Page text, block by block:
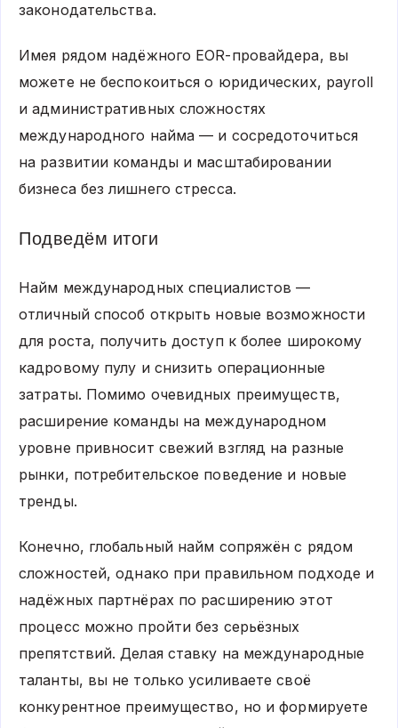
законодательства.
Имея рядом надёжного EOR-провайдера, вы
можете не беспокоиться о юридических, payroll
и административных сложностях
международного найма — и сосредоточиться
на развитии команды и масштабировании
бизнеса без лишнего стресса.
Подведём итоги
Найм международных специалистов —
отличный способ открыть новые возможности
для роста, получить доступ к более широкому
кадровому пулу и снизить операционные
затраты. Помимо очевидных преимуществ,
расширение команды на международном
уровне привносит свежий взгляд на разные
рынки, потребительское поведение и новые
тренды.
Конечно, глобальный найм сопряжён с рядом
сложностей, однако при правильном подходе и
надёжных партнёрах по расширению этот
процесс можно пройти без серьёзных
препятствий. Делая ставку на международные
таланты, вы не только усиливаете своё
конкурентное преимущество, но и формируете